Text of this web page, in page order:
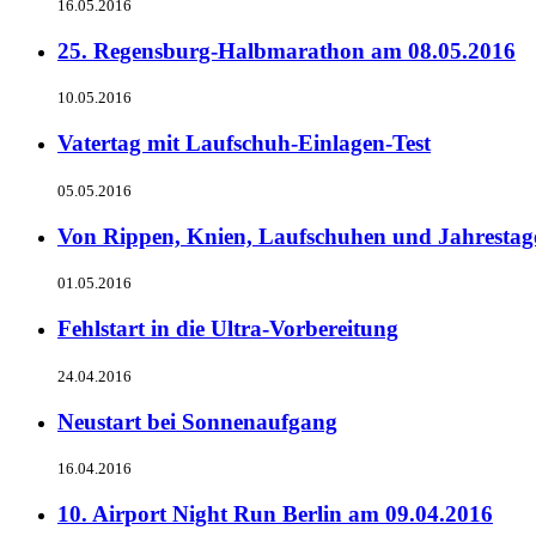
16.05.2016
25. Regensburg-Halbmarathon am 08.05.2016
10.05.2016
Vatertag mit Laufschuh-Einlagen-Test
05.05.2016
Von Rippen, Knien, Laufschuhen und
01.05.2016
Fehlstart in die Ultra-Vorbereitung
24.04.2016
Neustart bei Sonnenaufgang
16.04.2016
10. Airport Night Run Berlin am 09.04.2016